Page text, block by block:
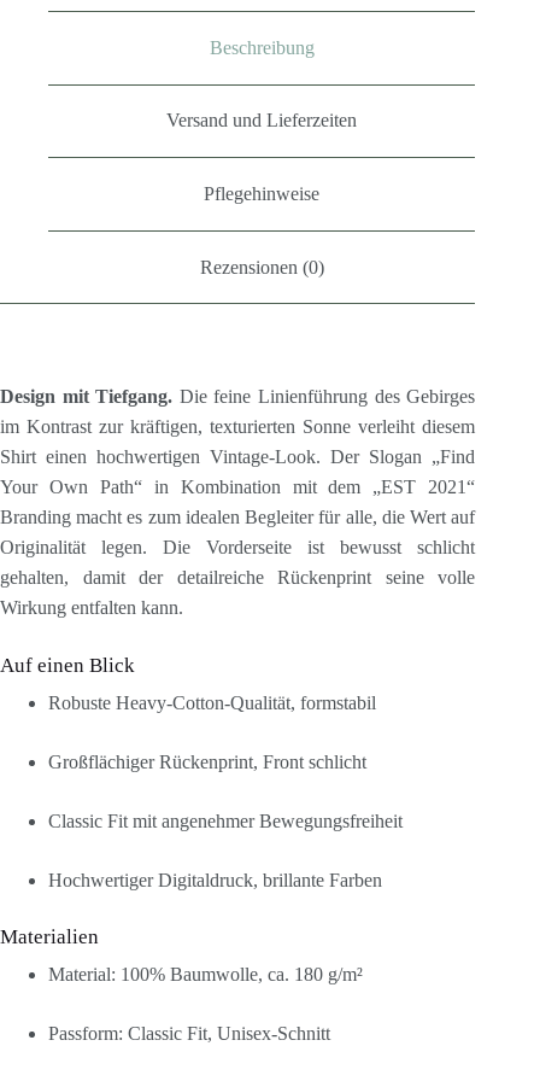
Beschreibung
Versand und Lieferzeiten
Pflegehinweise
Rezensionen (0)
Design mit Tiefgang. Die feine Linienführung des Gebirges
im Kontrast zur kräftigen, texturierten Sonne verleiht diesem
Shirt einen hochwertigen Vintage-Look. Der Slogan „Find
Your Own Path“ in Kombination mit dem „EST 2021“
Branding macht es zum idealen Begleiter für alle, die Wert auf
Originalität legen. Die Vorderseite ist bewusst schlicht
gehalten, damit der detailreiche Rückenprint seine volle
Wirkung entfalten kann.
Auf einen Blick
Robuste Heavy-Cotton-Qualität, formstabil
Großflächiger Rückenprint, Front schlicht
Classic Fit mit angenehmer Bewegungsfreiheit
Hochwertiger Digitaldruck, brillante Farben
Materialien
Material: 100% Baumwolle, ca. 180 g/m²
Passform: Classic Fit, Unisex-Schnitt